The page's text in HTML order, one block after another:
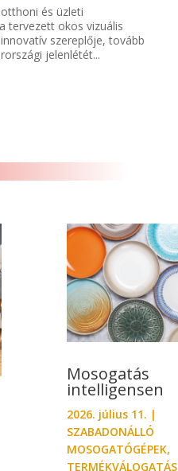
és üzleti
tervezett okos vizuális
szereplője, tovább
jelenlétét...
Mosogatás
intelligensen
2026. július 11. |
SZABADONÁLLÓ
MOSOGATÓGÉPEK,
TERMÉKVÁLOGATÁS